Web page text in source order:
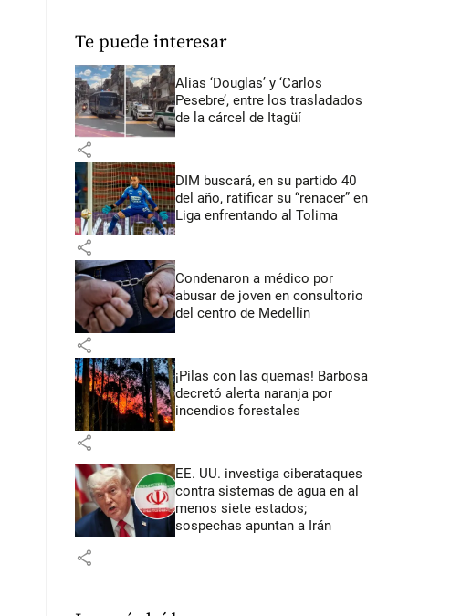
Te puede interesar
Alias ‘Douglas’ y ‘Carlos
Pesebre’, entre los trasladados
de la cárcel de Itagüí
share
DIM buscará, en su partido 40
del año, ratificar su “renacer” en
Liga enfrentando al Tolima
share
Condenaron a médico por
abusar de joven en consultorio
del centro de Medellín
share
¡Pilas con las quemas! Barbosa
decretó alerta naranja por
incendios forestales
share
EE. UU. investiga ciberataques
contra sistemas de agua en al
menos siete estados;
sospechas apuntan a Irán
share